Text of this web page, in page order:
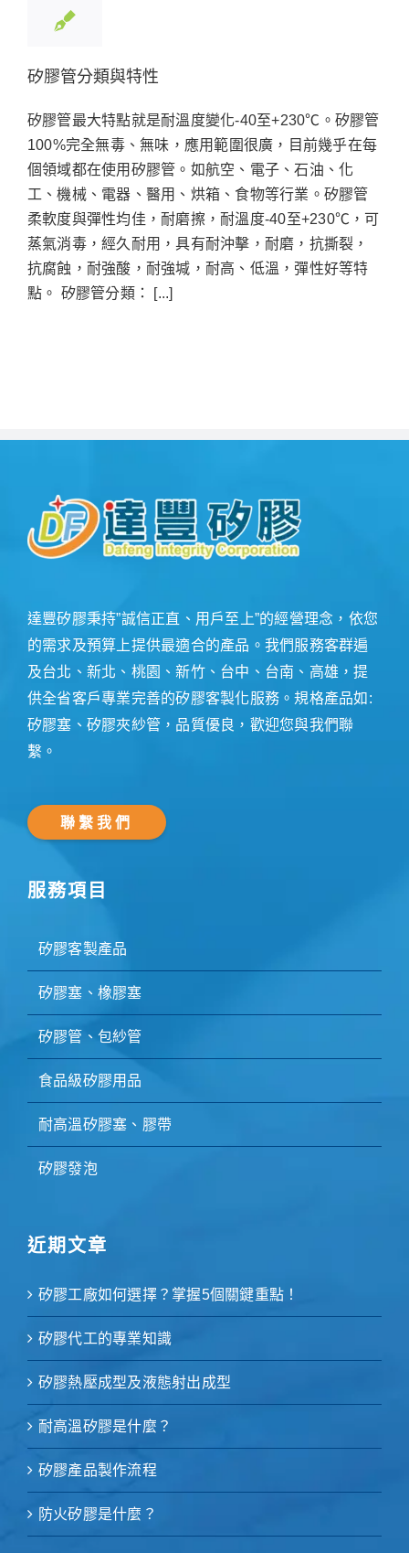
矽膠管分類與特性
矽膠管最大特點就是耐溫度變化-40至+230℃。矽膠管
100%完全無毒、無味，應用範圍很廣，目前幾乎在每
個領域都在使用矽膠管。如航空、電子、石油、化
工、機械、電器、醫用、烘箱、食物等行業。矽膠管
柔軟度與彈性均佳，耐磨擦，耐溫度-40至+230℃，可
蒸氣消毒，經久耐用，具有耐沖擊，耐磨，抗撕裂，
抗腐蝕，耐強酸，耐強堿，耐高、低溫，彈性好等特
點。 矽膠管分類： [...]
達豐矽膠秉持”誠信正直、用戶至上”的經營理念，依您
的需求及預算上提供最適合的產品。我們服務客群遍
及台北、新北、桃園、新竹、台中、台南、高雄，提
供全省客戶專業完善的矽膠客製化服務。規格產品如:
矽膠塞、矽膠夾紗管，品質優良，歡迎您與我們聯
繫。
聯繫我們
服務項目
矽膠客製產品
矽膠塞、橡膠塞
矽膠管、包紗管
食品級矽膠用品
耐高溫矽膠塞、膠帶
矽膠發泡
近期文章
矽膠工廠如何選擇？掌握5個關鍵重點！
矽膠代工的專業知識
矽膠熱壓成型及液態射出成型
耐高溫矽膠是什麼？
矽膠產品製作流程
防火矽膠是什麼？